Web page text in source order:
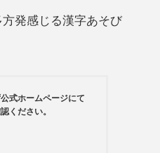
発感じる漢字あそび
式ホームページにて
ください。